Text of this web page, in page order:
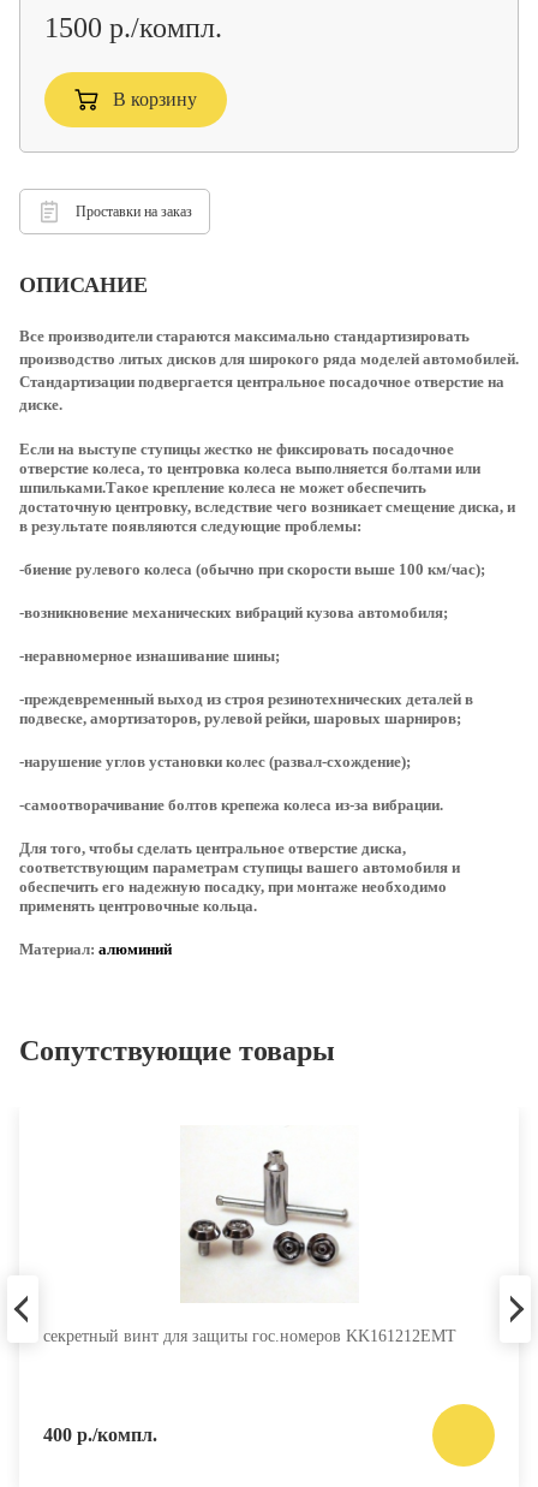
1500 р./компл.
В корзину
Проставки на заказ
ОПИСАНИЕ
Все производители стараются максимально стандартизировать
производство литых дисков для широкого ряда моделей автомобилей.
Стандартизации подвергается центральное посадочное отверстие на
диске.
Если на выступе ступицы жестко не фиксировать посадочное
отверстие колеса, то центровка колеса выполняется болтами или
шпильками.Такое крепление колеса не может обеспечить
достаточную центровку, вследствие чего возникает смещение диска, и
в результате появляются следующие проблемы:
-биение рулевого колеса (обычно при скорости выше 100 км/час);
-возникновение механических вибраций кузова автомобиля;
-неравномерное изнашивание шины;
-преждевременный выход из строя резинотехнических деталей в
подвеске, амортизаторов, рулевой рейки, шаровых шарниров;
-нарушение углов установки колес (развал-схождение);
-самоотворачивание болтов крепежа колеса из-за вибрации.
Для того, чтобы сделать центральное отверстие диска,
соответствующим параметрам ступицы вашего автомобиля и
обеспечить его надежную посадку, при монтаже необходимо
применять центровочные кольца.
Материал: алюминий
Сопутствующие товары
секретный винт для защиты гос.номеров KK161212EMT
400 р./компл.